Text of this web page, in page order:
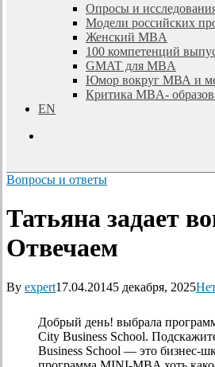
Опросы и
Модели российских
Женский MBA
100 компетенций
GMAT для MBA
Юмор вокруг МВА и
Критика MBA-
EN
Вопросы и ответы
Татьяна задает
Отвечаем
By expert17.04.20145 декабря, 2025
Добрый день! выбрала
City Business School.
Business School — это бизнес-